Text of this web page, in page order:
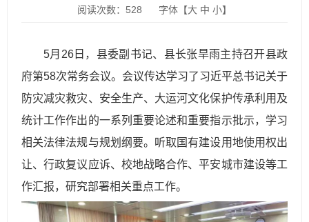
阅读次数： 528 字体【大 中 小】
5月26日，县委副书记、县长张旱雨主持召开县政
府第58次常务会议。会议传达学习了习近平总书记关于
防灾减灾救灾、安全生产、大运河文化保护传承利用及
统计工作作出的一系列重要论述和重要指示批示，学习
相关法律法规与规划纲要。听取国有建设用地使用权出
让、行政复议应诉、校地战略合作、平安城市建设等工
作汇报，研究部署相关重点工作。